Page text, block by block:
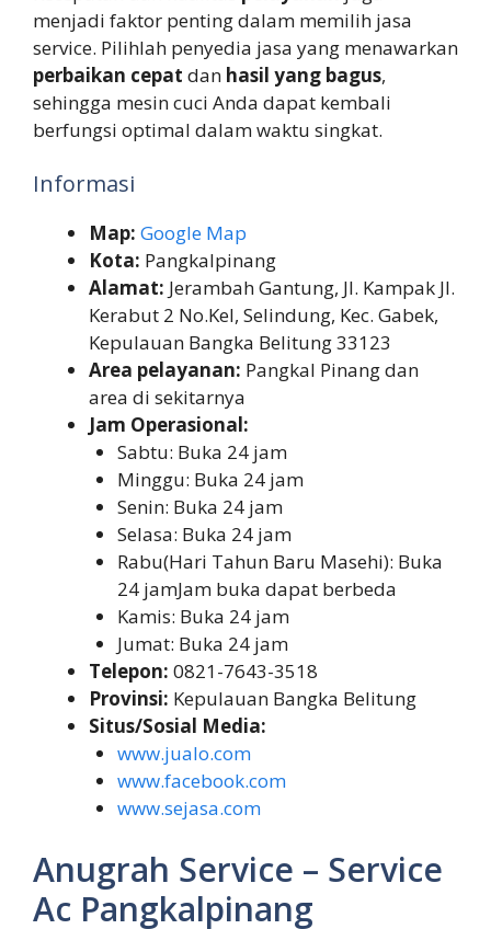
menjadi faktor penting dalam memilih jasa
service. Pilihlah penyedia jasa yang menawarkan
perbaikan cepat dan hasil yang bagus,
sehingga mesin cuci Anda dapat kembali
berfungsi optimal dalam waktu singkat.
Informasi
Map: Google Map
Kota: Pangkalpinang
Alamat: Jerambah Gantung, Jl. Kampak Jl.
Kerabut 2 No.Kel, Selindung, Kec. Gabek,
Kepulauan Bangka Belitung 33123
Area pelayanan: Pangkal Pinang dan
area di sekitarnya
Jam Operasional:
Sabtu: Buka 24 jam
Minggu: Buka 24 jam
Senin: Buka 24 jam
Selasa: Buka 24 jam
Rabu(Hari Tahun Baru Masehi): Buka
24 jamJam buka dapat berbeda
Kamis: Buka 24 jam
Jumat: Buka 24 jam
Telepon: 0821-7643-3518
Provinsi: Kepulauan Bangka Belitung
Situs/Sosial Media:
www.jualo.com
www.facebook.com
www.sejasa.com
Anugrah Service – Service
Ac Pangkalpinang